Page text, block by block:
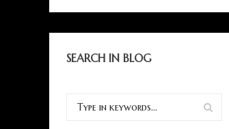
SEARCH IN BLOG